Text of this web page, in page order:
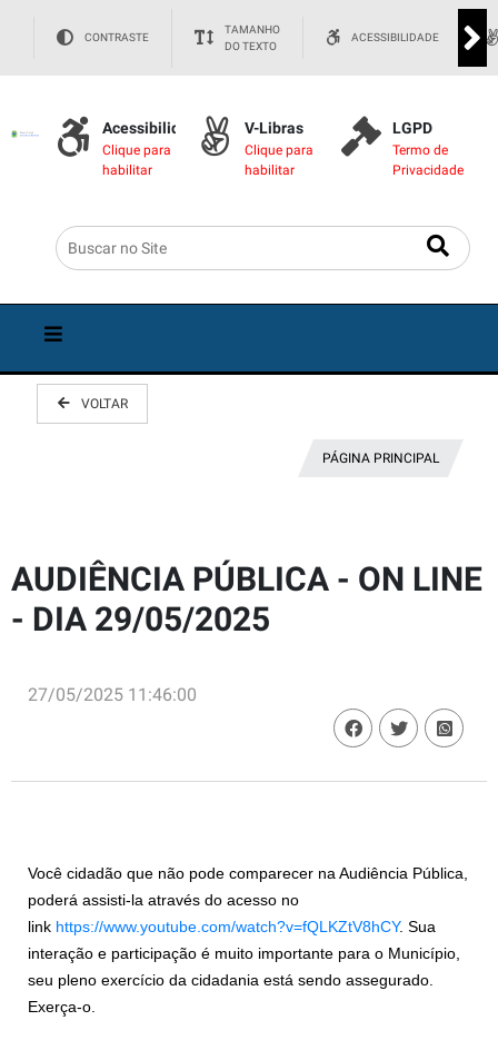
CONTRASTE
TAMANHO
DO TEXTO
ACESSIBILIDADE
Acessibilidade
Clique para
habilitar
V-Libras
Clique para
habilitar
LGPD
Termo de
Privacidade
VOLTAR
PÁGINA PRINCIPAL
AUDIÊNCIA PÚBLICA - ON LINE
- DIA 29/05/2025
27/05/2025 11:46:00
Você cidadão que não pode comparecer na Audiência Pública,
poderá assisti-la através do acesso no
link https://www.youtube.com/watch?v=fQLKZtV8hCY. Sua
interação e participação é muito importante para o Município,
seu pleno exercício da cidadania está sendo assegurado.
Exerça-o.